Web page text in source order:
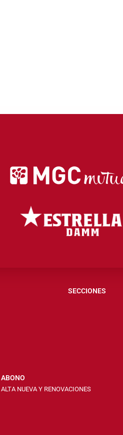
SECCIONES
ABONO
ALTA NUEVA Y RENOVACIONES